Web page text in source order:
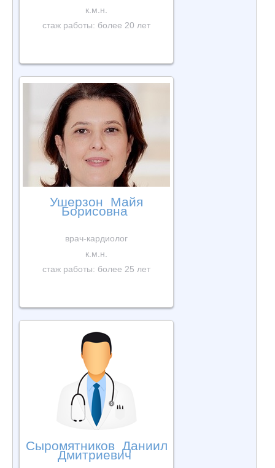
к.м.н.
стаж работы: более 20 лет
Ушерзон Майя
Борисовна
врач-кардиолог
к.м.н.
стаж работы: более 25 лет
Сыромятников Даниил
Дмитриевич